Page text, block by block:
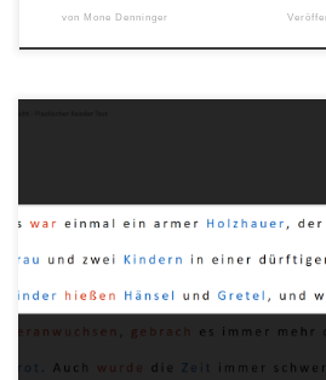
von Mone Denninger
OneNote, Outlook, Office Lens, Microsoft Teams,
Minecraft Education und dem Edge Browser
Schreiben für Menschen unabhängig von Alter
plastische Reader kann dazu beitragen, das
Unterstützung der fließenden Englischkenntnisse
aufstrebenden Lesern, wenn sie lernen, auf
Lernbedürfnissen Übersetzung von einzelnen